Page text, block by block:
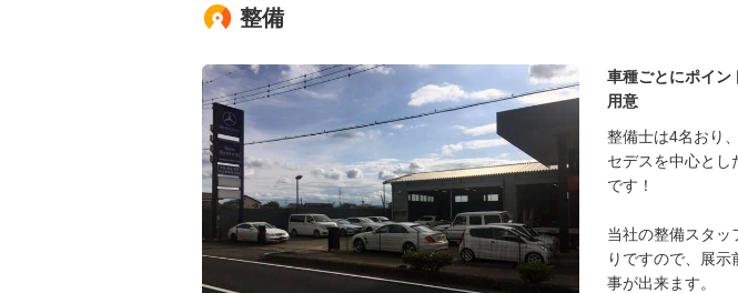
整備
車種ごとにポイン
用意
整備士は4名おり
セデスを中心とし
です！
当社の整備スタッ
りですので、展
事が出来ます。